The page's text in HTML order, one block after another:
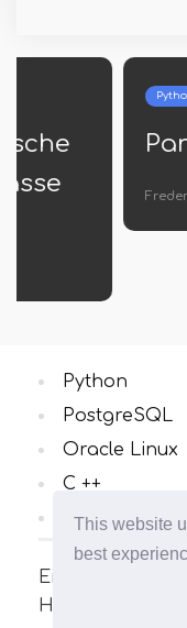
This website
best
Pandas
Frederik Rodehau
Eine Seite über
Hier finden Sie
Python
PostgreSQL
Oracle Linux
C ++
Windows OS